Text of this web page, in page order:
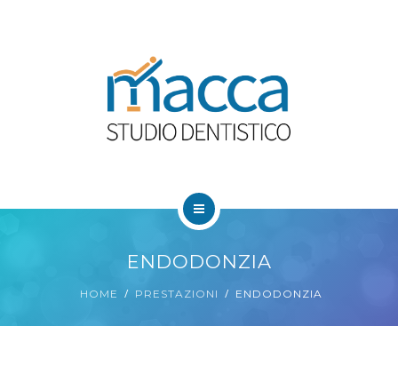
ENDODONZIA
HOME PRESTAZIONI ENDODONZIA